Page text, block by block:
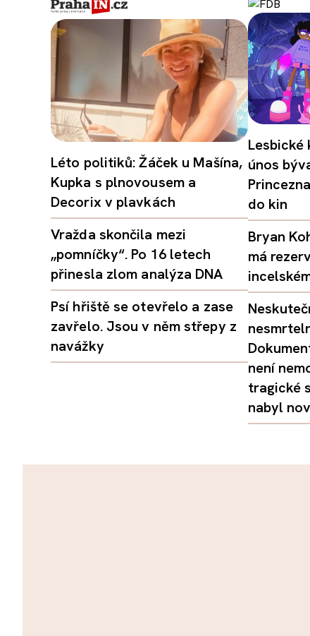
Léto politiků: Žáček u Mašína,
Kupka s plnovousem a
Decorix v plavkách
Vražda skončila mezi
„pomníčky“. Po 16 letech
přinesla zlom analýza DNA
Psí hřiště se otevřelo a zase
zavřelo. Jsou v něm střepy z
navážky
Lesbické
únos
do kin
Bryan
má
není
tragické
nabyl